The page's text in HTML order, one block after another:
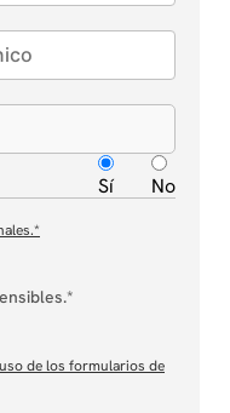
Sí No
*
de los formularios de